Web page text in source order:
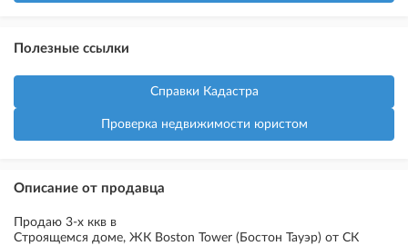
Полезные ссылки
Справки Кадастра
Проверка недвижимости юристом
Описание от продавца
Продаю 3-х ккв в
Строящемся доме, ЖК Boston Tower (Бостон Тауэр) от СК